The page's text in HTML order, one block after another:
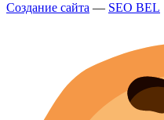
Создание сайта — SEO BEL